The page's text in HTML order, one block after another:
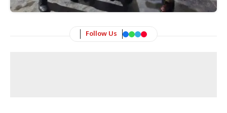
Follow Us